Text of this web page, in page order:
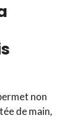
non
de main,